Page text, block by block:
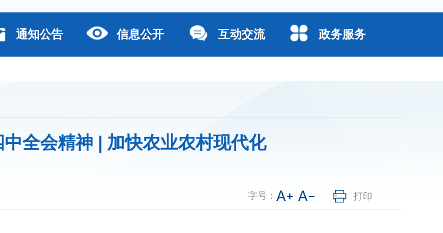
通知公告 信息公开 互动交流 政务服务
全会精神 | 加快农业农村现代化
字号： 打印